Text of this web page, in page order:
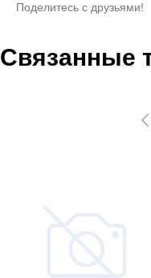
Поделитесь с друзьями!
Связанные